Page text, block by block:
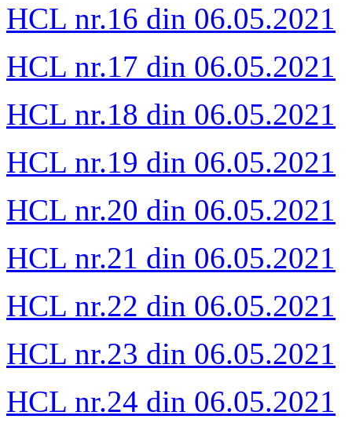
HCL nr.16 din 06.05.2021
HCL nr.17 din 06.05.2021
HCL nr.18 din 06.05.2021
HCL nr.19 din 06.05.2021
HCL nr.20 din 06.05.2021
HCL nr.21 din 06.05.2021
HCL nr.22 din 06.05.2021
HCL nr.23 din 06.05.2021
HCL nr.24 din 06.05.2021